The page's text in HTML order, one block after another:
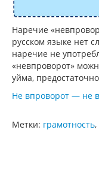
Наречие
русском языке нет
наречие не
«невпроворот»
уйма,
Не впроворот — не
Метки: грамотность,